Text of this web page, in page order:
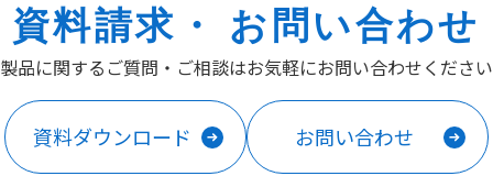
資料請求・ お問い合わせ
製品に関するご質問・ご相談はお気軽にお問い合わせください
資料ダウンロード お問い合わせ